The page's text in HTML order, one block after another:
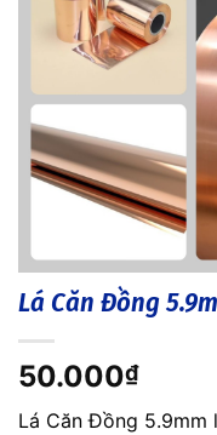
Lá Căn Đồng
50.000₫
Lá Căn Đồng 5.9mm